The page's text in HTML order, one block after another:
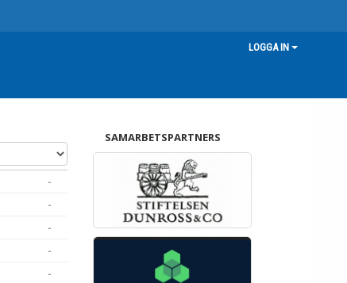
LOGGA IN
-
-
-
-
-
SAMARBETSPARTNERS